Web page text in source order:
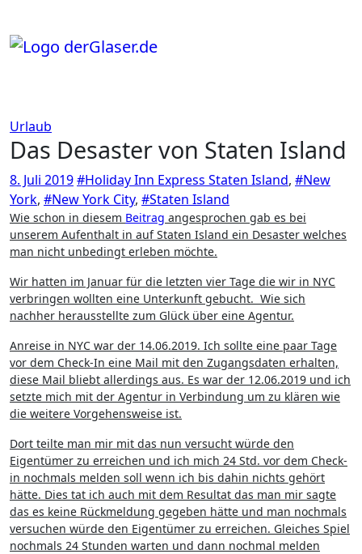
springen
Urlaub
Das Desaster von Staten Island
8. Juli 2019#Holiday Inn Express Staten Island, #New
York, #New York City, #Staten Island
Wie schon in diesem Beitrag angesprochen gab es bei
unserem Aufenthalt in auf Staten Island ein Desaster welches
man nicht unbedingt erleben möchte.
Wir hatten im Januar für die letzten vier Tage die wir in NYC
verbringen wollten eine Unterkunft gebucht. Wie sich
nachher herausstellte zum Glück über eine Agentur.
Anreise in NYC war der 14.06.2019. Ich sollte eine paar Tage
vor dem Check-In eine Mail mit den Zugangsdaten erhalten,
diese Mail bliebt allerdings aus. Es war der 12.06.2019 und ich
setzte mich mit der Agentur in Verbindung um zu klären wie
die weitere Vorgehensweise ist.
Dort teilte man mir mit das nun versucht würde den
Eigentümer zu erreichen und ich mich 24 Std. vor dem Check-
in nochmals melden soll wenn ich bis dahin nichts gehört
hätte. Dies tat ich auch mit dem Resultat das man mir sagte
das es keine Rückmeldung gegeben hätte und man nochmals
versuchen würde den Eigentümer zu erreichen. Gleiches Spiel
nochmals 24 Stunden warten und dann nochmal melden